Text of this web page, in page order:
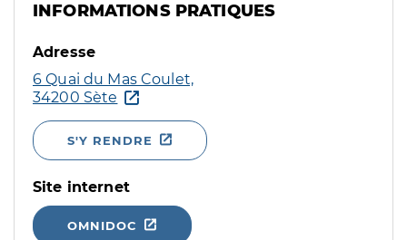
INFORMATIONS PRATIQUES
Adresse
6 Quai du Mas Coulet,
34200 Sète
S'Y RENDRE
Site internet
OMNIDOC